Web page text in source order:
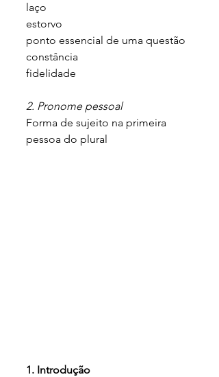
laço
estorvo
ponto essencial de uma questão
constância
fidelidade
2. Pronome pessoal
Forma de sujeito na primeira
pessoa do plural
1. Introdução